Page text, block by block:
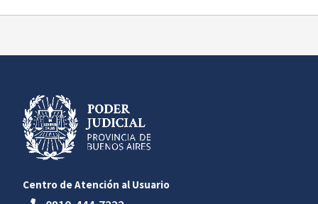
Centro de Atención al Usuario